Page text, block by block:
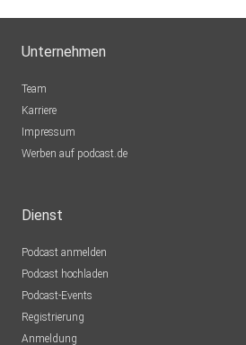
Unternehmen
Team
Karriere
Impressum
Werben auf podcast.de
Dienst
Podcast anmelden
Podcast hochladen
Podcast-Events
Registrierung
Anmeldung